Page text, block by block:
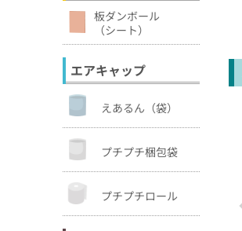
板ダンボール
（シート）
エアキャップ
えあるん（袋）
プチプチ梱包袋
プチプチロール